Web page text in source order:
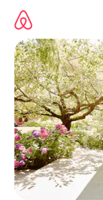
directement
contenu